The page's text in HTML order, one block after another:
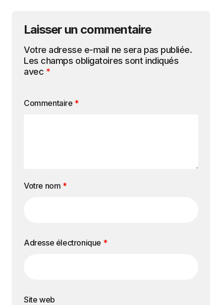
Laisser un commentaire
Votre adresse e-mail ne sera pas publiée.
Les champs obligatoires sont indiqués
avec *
Commentaire *
Votre nom *
Adresse électronique *
Site web